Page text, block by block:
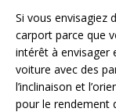
Si vous envisagiez
carport parce que
intérêt à envisager
voiture avec des
l’inclinaison et
pour le rendement